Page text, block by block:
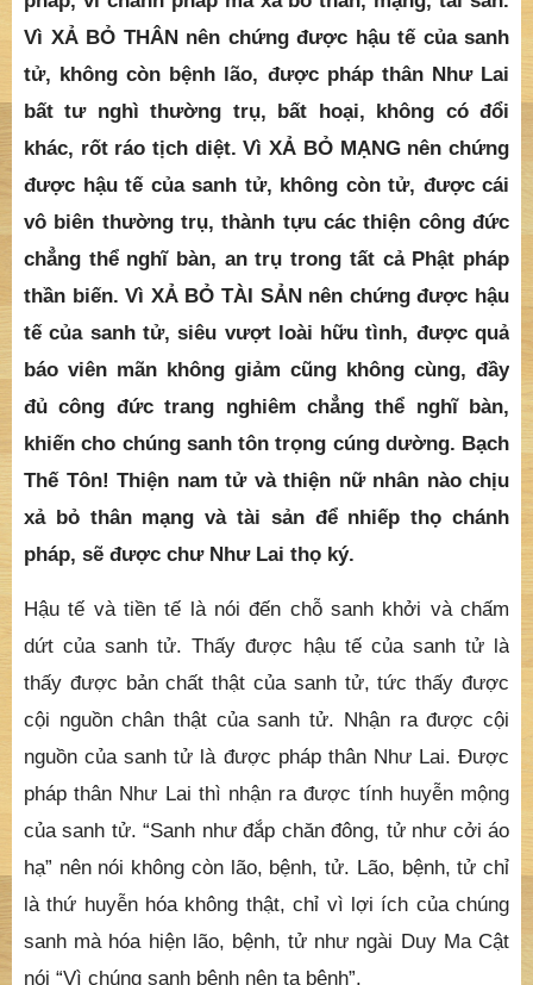
với biển cả mêng mông. ĐẠI là như vậy. Điều này sẽ
được nói rõ ở phần sau.
- Vì sao?Là để giải thích.
… Thiện nam tử và thiện nữ nhân nhiếp thọ chánh
pháp, vì chánh pháp mà xả bỏ thân, mạng, tài sản.
Vì XẢ BỎ THÂN nên chứng được hậu tế của sanh
tử, không còn bệnh lão, được pháp thân Như Lai
bất tư nghì thường trụ, bất hoại, không có đổi
khác, rốt ráo tịch diệt. Vì XẢ BỎ MẠNG nên chứng
được hậu tế của sanh tử, không còn tử, được cái
vô biên thường trụ, thành tựu các thiện công đức
chẳng thể nghĩ bàn, an trụ trong tất cả Phật pháp
thần biến. Vì XẢ BỎ TÀI SẢN nên chứng được hậu
tế của sanh tử, siêu vượt loài hữu tình, được quả
báo viên mãn không giảm cũng không cùng, đầy
đủ công đức trang nghiêm chẳng thể nghĩ bàn,
khiến cho chúng sanh tôn trọng cúng dường. Bạch
Thế Tôn! Thiện nam tử và thiện nữ nhân nào chịu
xả bỏ thân mạng và tài sản để nhiếp thọ chánh
pháp, sẽ được chư Như Lai thọ ký.
Hậu tế và tiền tế là nói đến chỗ sanh khởi và chấm
dứt của sanh tử. Thấy được hậu tế của sanh tử là
thấy được bản chất thật của sanh tử, tức thấy được
cội nguồn chân thật của sanh tử. Nhận ra được cội
nguồn của sanh tử là được pháp thân Như Lai. Được